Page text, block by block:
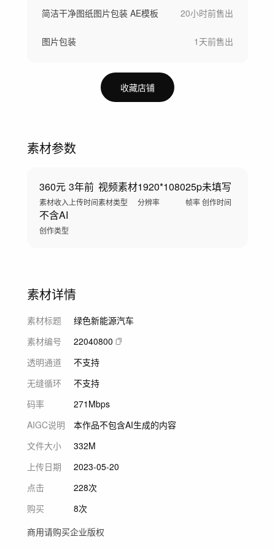
简洁干净图纸图片包装 AE模板 20小时前售出
图片包装 1天前售出
收藏店铺
素材参数
360元
素材收入
3年前
上传时间
视频素材
素材类型
1920*1080
分辨率
25p
帧率
未填写
创作时间
不含AI
创作类型
素材详情
素材标题
绿色新能源汽车
素材编号
22040800
透明通道
不支持
无缝循环
不支持
码率
271Mbps
AIGC说明
本作品不包含AI生成的内容
文件大小
332M
上传日期
2023-05-20
点击
228次
购买
8次
商用请购买企业版权